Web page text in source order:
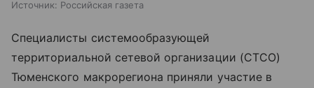
Источник: Российская газета
Специалисты системообразующей
территориальной сетевой организации (СТСО)
Тюменского макрорегиона приняли участие в